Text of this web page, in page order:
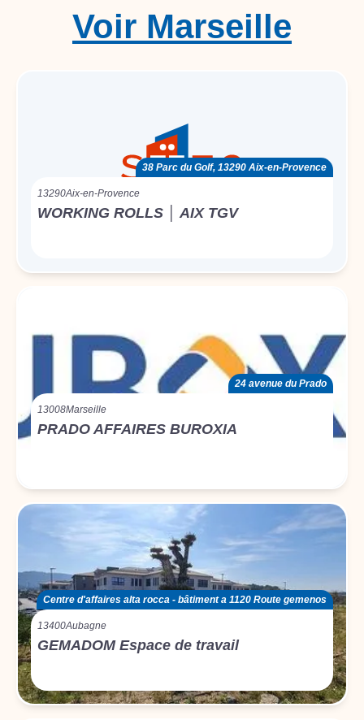
Marseille
Voir
38 Parc du Golf, 13290 Aix-en-Provence
13290Aix-en-Provence
WORKING ROLLS │ AIX TGV
24 avenue du Prado
13008Marseille
PRADO AFFAIRES BUROXIA
Centre d'affaires alta rocca - bâtiment a 1120 Route gemenos
13400Aubagne
GEMADOM Espace de travail